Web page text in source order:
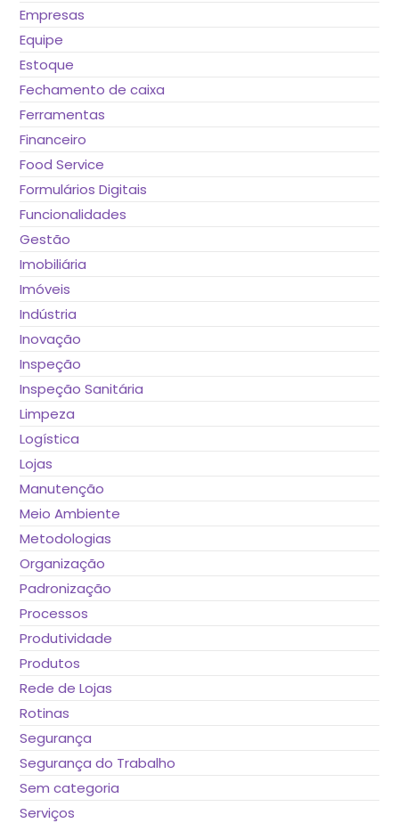
Empresas
Equipe
Estoque
Fechamento de caixa
Ferramentas
Financeiro
Food Service
Formulários Digitais
Funcionalidades
Gestão
Imobiliária
Imóveis
Indústria
Inovação
Inspeção
Inspeção Sanitária
Limpeza
Logística
Lojas
Manutenção
Meio Ambiente
Metodologias
Organização
Padronização
Processos
Produtividade
Produtos
Rede de Lojas
Rotinas
Segurança
Segurança do Trabalho
Sem categoria
Serviços